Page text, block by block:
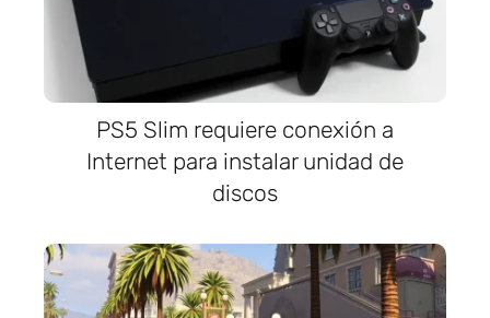
PS5 Slim requiere conexión a
Internet para instalar unidad de
discos